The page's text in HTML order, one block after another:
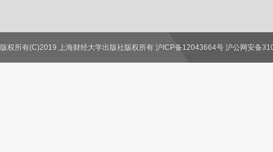
版权所有(C)2019 上海财经大学出版社版权所有 沪ICP备12043664号 沪公网安备